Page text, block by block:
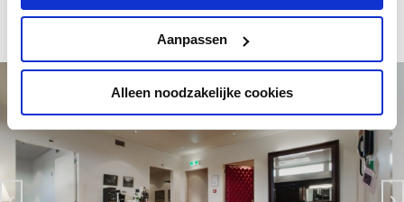
Aanpassen
Alleen noodzakelijke cookies
(foto: T. Lievense).